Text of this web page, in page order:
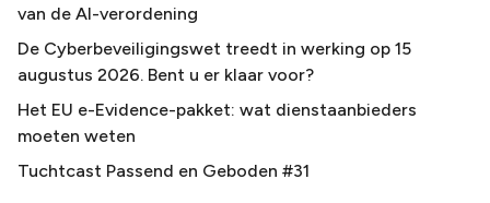
van de AI-verordening
De Cyberbeveiligingswet treedt in werking op 15
augustus 2026. Bent u er klaar voor?
Het EU e-Evidence-pakket: wat dienstaanbieders
moeten weten
Tuchtcast Passend en Geboden #31